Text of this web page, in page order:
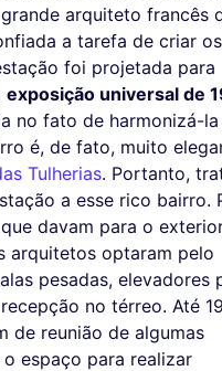
arquiteto francês
a tarefa de criar os
foi projetada para
exposição universal de
no fato de harmonizá-la
é, de fato, muito
Tulherias. Portanto,
a esse rico bairro.
davam para o
arquitetos optaram pelo
pesadas, elevadores
no térreo. Até
de reunião de algumas
espaço para realizar